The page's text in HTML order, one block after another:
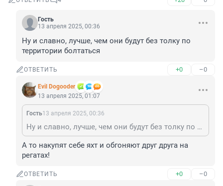
Гость
13 апреля 2025, 00:36
Ну и славно, лучше, чем они будут без толку по
территории болтаться
ОТВЕТИТЬ +0 –0
Evil Dogooder
13 апреля 2025, 01:07
Гость13 апреля 2025, 00:36
Ну и славно, лучше, чем они будут без толку по территории болтаться
А то накупят себе яхт и обгоняют друг друга на
регатах!
ОТВЕТИТЬ +0 –0